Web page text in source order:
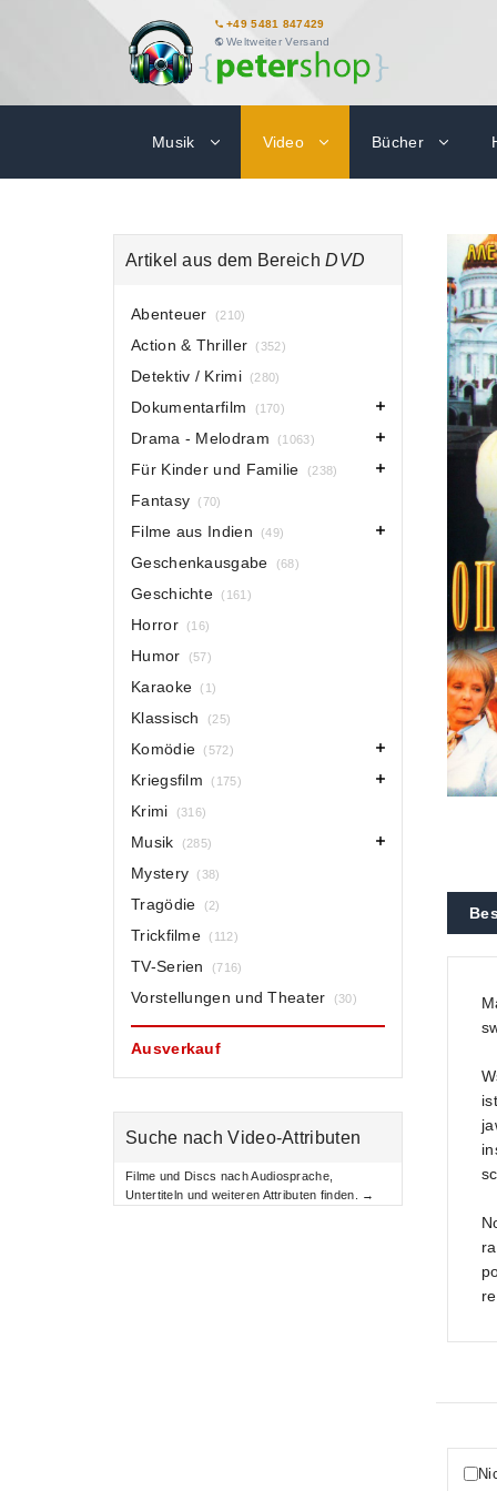
+49 5481 847429
Weltweiter Versand
Musik Video Bücher
Artikel aus dem BereichDVD
Abenteuer (210)
Action & Thriller (352)
Detektiv / Krimi (280)
Dokumentarfilm (170)
Drama - Melodram (1063)
Für Kinder und Familie (238)
Fantasy (70)
Filme aus Indien (49)
Geschenkausgabe (68)
Geschichte (161)
Horror (16)
Humor (57)
Karaoke (1)
Klassisch (25)
Komödie (572)
Kriegsfilm (175)
Krimi (316)
Musik (285)
Mystery (38)
Tragödie (2)
Trickfilme (112)
TV-Serien (716)
Vorstellungen und Theater (30)
Ausverkauf
Suche nach Video-Attributen
Filme und Discs nach Audiosprache,
Untertiteln und weiteren Attributen finden. →